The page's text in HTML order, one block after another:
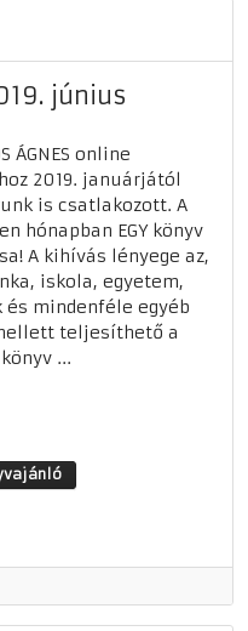
június
ÁGNES online
2019. januárjától
is csatlakozott. A
hónapban EGY könyv
A kihívás lényege az,
iskola, egyetem,
és mindenféle egyéb
teljesíthető a
...